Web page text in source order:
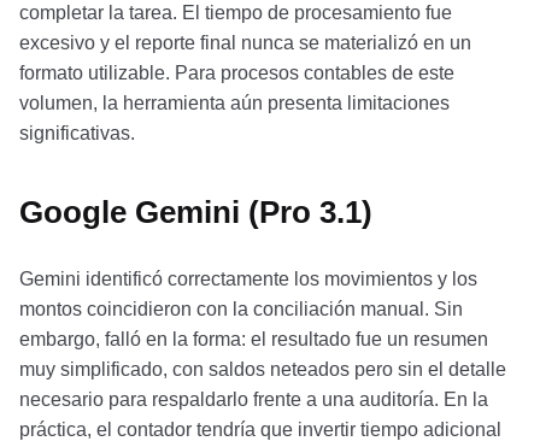
completar la tarea. El tiempo de procesamiento fue
excesivo y el reporte final nunca se materializó en un
formato utilizable. Para procesos contables de este
volumen, la herramienta aún presenta limitaciones
significativas.
Google Gemini (Pro 3.1)
Gemini identificó correctamente los movimientos y los
montos coincidieron con la conciliación manual. Sin
embargo, falló en la forma: el resultado fue un resumen
muy simplificado, con saldos neteados pero sin el detalle
necesario para respaldarlo frente a una auditoría. En la
práctica, el contador tendría que invertir tiempo adicional